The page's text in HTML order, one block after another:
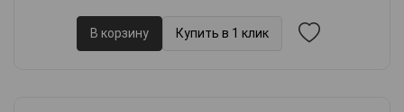
В корзину Купить в 1 клик